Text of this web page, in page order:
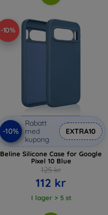
-10%
-10%
Rabatt
med
kupong
EXTRA10
Beline Silicone Case for Google
Pixel 10 Blue
125 kr
112 kr
I lager > 5 st